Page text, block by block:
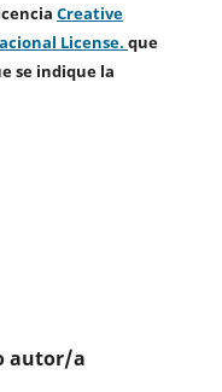
Creative
License. que
se indique la
autor/a